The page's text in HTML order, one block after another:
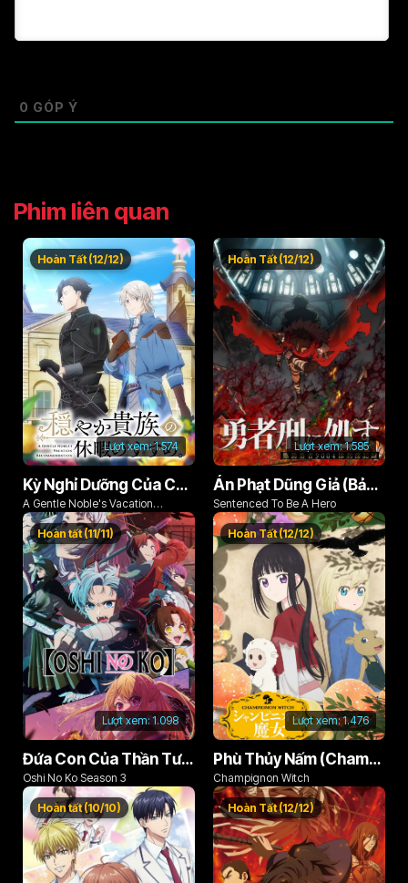
0 GÓP Ý
Phim liên quan
Lượt xem:1.574
Hoàn Tất (12/12)
Kỳ Nghỉ Dưỡng Của Chàng Quý Tộc Ôn Hòa (Odayaka Kizoku no Kyuuka no Susume)
A Gentle Noble's Vacation
Recommendation
Lượt xem:1.585
Hoàn Tất (12/12)
Án Phạt Dũng Giả (Bản Án Anh Hùng)
Sentenced To Be A Hero
Lượt xem: 1.098
Hoàn tất (11/11)
Đứa Con Của Thần Tượng (Phần 3)
Oshi No Ko Season 3
Lượt xem:1.476
Hoàn Tất (12/12)
Phù Thủy Nấm (Champignon no Majo)
Champignon Witch
Hoàn tất (10/10) Hoàn Tất (12/12)